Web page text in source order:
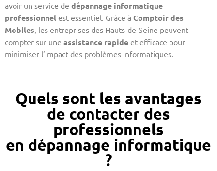
avoir un service de dépannage informatique
professionnel est essentiel. Grâce à Comptoir des
Mobiles, les entreprises des Hauts-de-Seine peuvent
compter sur une assistance rapide et efficace pour
minimiser l’impact des problèmes informatiques.
Quels sont les avantages
de contacter des
professionnels
en dépannage informatique
?